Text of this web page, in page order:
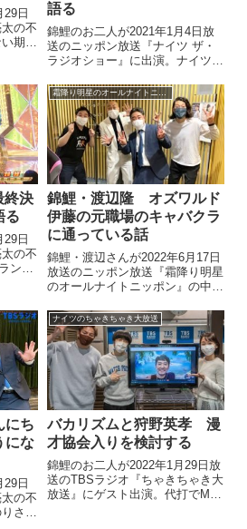
29日
の不
期間
語る
錦鯉のお二人が2021年1月4日放
送のニッポン放送『ナイツ ザ・
ラジオショー』に出演。ナイツの
りを話していました。
決
る
29日
の不
ンプ
錦鯉・渡辺隆 オズワルド
伊藤の元職場のキャバクラ
に通っている話
錦鯉・渡辺さんが2022年6月17日
放送のニッポン放送『霜降り明星
のオールナイトニッポン』の中で
についてトーク。オズワルド伊藤
さんの元職場のキャバクラに行っ
た話などをしていました。
にち
にな
日
の不
さん
ナイツのちゃきちゃき大放送
バカリズムと狩野英孝 漫
才協会入りを検討する
錦鯉のお二人が2022年1月29日放
送のTBSラジオ『ちゃきちゃき大
放送』にゲスト出演。代打でMC